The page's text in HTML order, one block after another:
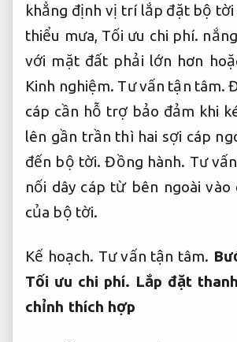
khẳng định vị trí lắp đặt bộ tời
thiểu mưa, Tối ưu chi phí.
với mặt đất phải lớn hơn
Kinh nghiệm. Tư vấn tận tâm.
cáp cần hỗ trợ bảo đảm khi
lên gần trần thì hai sợi cáp
đến bộ tời.Đồng hành. Tư
nối dây cáp từ bên ngoài vào
của bộ tời.
Kế hoạch. Tư vấn tận tâm.
Tối ưu chi phí. Lắp đặt
chỉnh thích hợp